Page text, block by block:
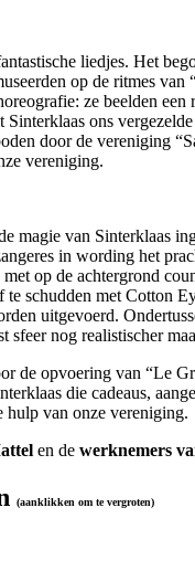
liedjes. Het
op de ritmes
ze beelden
ons
door de vereniging
vereniging.
magie van Sinterklaas
in wording het
op de achtergrond
schudden met Cotton
uitgevoerd.
sfeer nog realistischer
de opvoering van “Le
die cadeaus,
hulp van onze vereniging.
en de werknemers
(aanklikken om te vergroten)